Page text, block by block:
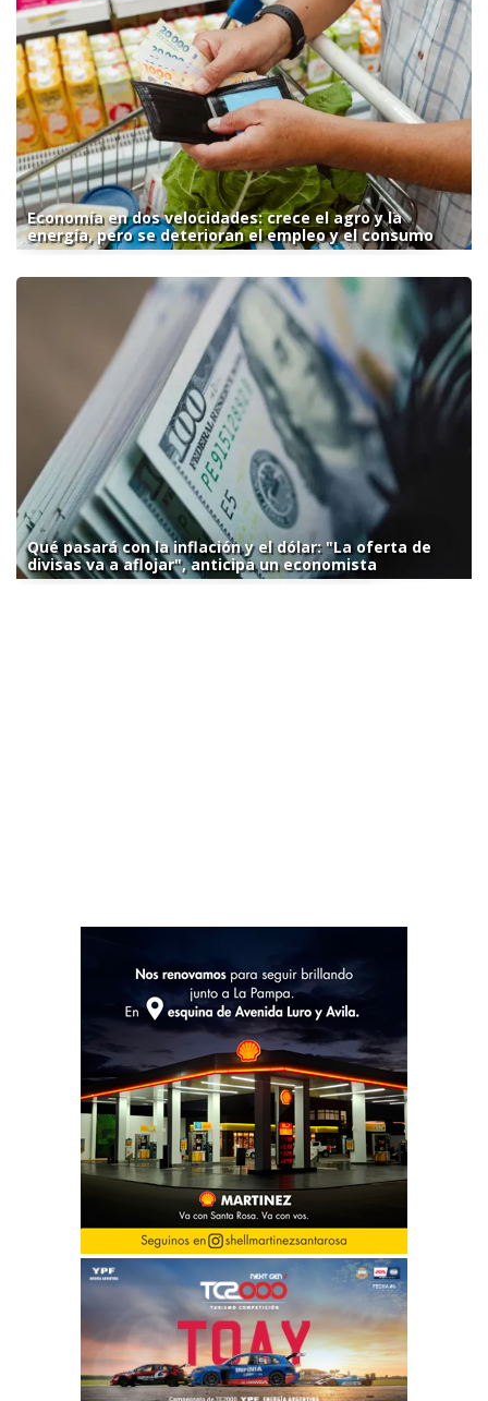
Economía en dos velocidades: crece el agro y la
energía, pero se deterioran el empleo y el consumo
Qué pasará con la inflación y el dólar: "La oferta de
divisas va a aflojar", anticipa un economista